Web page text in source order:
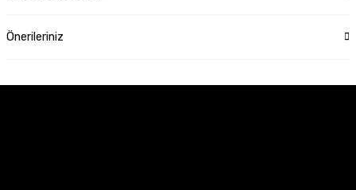
Önerileriniz